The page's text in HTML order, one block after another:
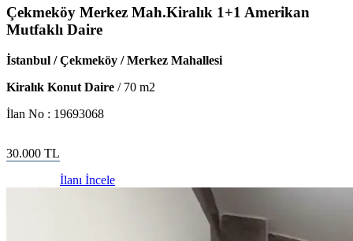
Çekmeköy Merkez Mah.Kiralık 1+1 Amerikan
Mutfaklı Daire
İstanbul / Çekmeköy / Merkez Mahallesi
Kiralık Konut Daire / 70 m2
İlan No : 19693068
30.000 TL
İlanı İncele